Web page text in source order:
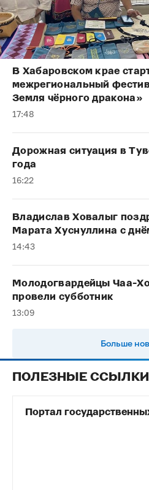
В Хабаровском крае
межрегиональный
Земля чёрного дракона»
17:48
Дорожная ситуация в
года
16:22
Владислав Ховалыг
Марата Хуснуллина с
14:43
Молодогвардейцы Чаа-
провели субботник
13:09
Больше
ПОЛЕЗНЫЕ ССЫЛКИ
Портал